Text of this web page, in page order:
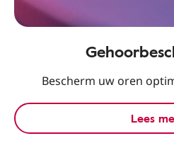
Bescherm uw oren
Lees